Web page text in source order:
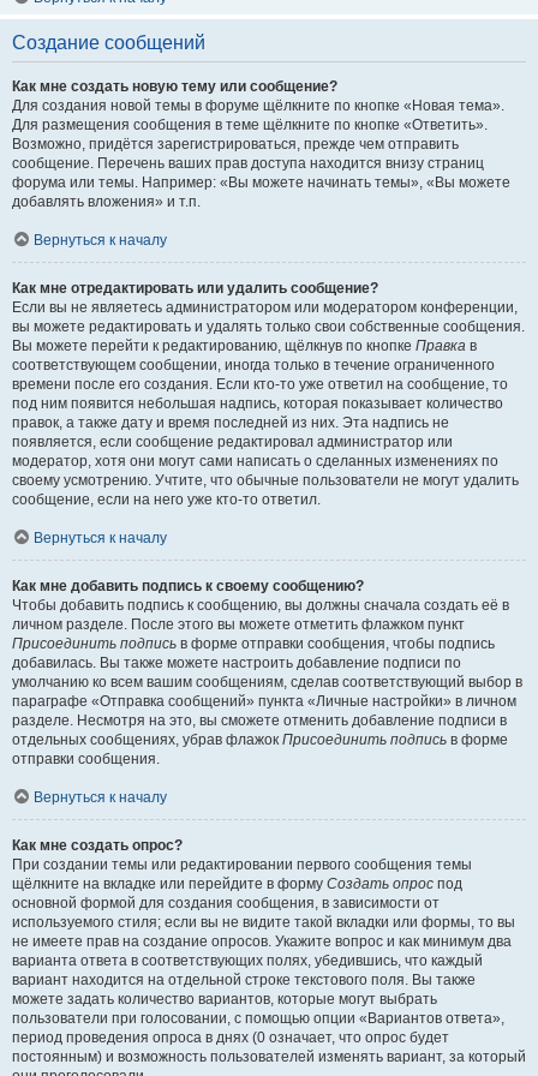
Создание сообщений
Как мне создать новую тему или сообщение?
Для создания новой темы в форуме щёлкните по кнопке «Новая тема».
Для размещения сообщения в теме щёлкните по кнопке «Ответить».
Возможно, придётся зарегистрироваться, прежде чем отправить
сообщение. Перечень ваших прав доступа находится внизу страниц
форума или темы. Например: «Вы можете начинать темы», «Вы можете
добавлять вложения» и т.п.
Вернуться к началу
Как мне отредактировать или удалить сообщение?
Если вы не являетесь администратором или модератором конференции,
вы можете редактировать и удалять только свои собственные сообщения.
Вы можете перейти к редактированию, щёлкнув по кнопке Правка в
соответствующем сообщении, иногда только в течение ограниченного
времени после его создания. Если кто-то уже ответил на сообщение, то
под ним появится небольшая надпись, которая показывает количество
правок, а также дату и время последней из них. Эта надпись не
появляется, если сообщение редактировал администратор или
модератор, хотя они могут сами написать о сделанных изменениях по
своему усмотрению. Учтите, что обычные пользователи не могут удалить
сообщение, если на него уже кто-то ответил.
Вернуться к началу
Как мне добавить подпись к своему сообщению?
Чтобы добавить подпись к сообщению, вы должны сначала создать её в
личном разделе. После этого вы можете отметить флажком пункт
Присоединить подпись в форме отправки сообщения, чтобы подпись
добавилась. Вы также можете настроить добавление подписи по
умолчанию ко всем вашим сообщениям, сделав соответствующий выбор в
параграфе «Отправка сообщений» пункта «Личные настройки» в личном
разделе. Несмотря на это, вы сможете отменить добавление подписи в
отдельных сообщениях, убрав флажок Присоединить подпись в форме
отправки сообщения.
Вернуться к началу
Как мне создать опрос?
При создании темы или редактировании первого сообщения темы
щёлкните на вкладке или перейдите в форму Создать опрос под
основной формой для создания сообщения, в зависимости от
используемого стиля; если вы не видите такой вкладки или формы, то вы
не имеете прав на создание опросов. Укажите вопрос и как минимум два
варианта ответа в соответствующих полях, убедившись, что каждый
вариант находится на отдельной строке текстового поля. Вы также
можете задать количество вариантов, которые могут выбрать
пользователи при голосовании, с помощью опции «Вариантов ответа»,
период проведения опроса в днях (0 означает, что опрос будет
постоянным) и возможность пользователей изменять вариант, за который